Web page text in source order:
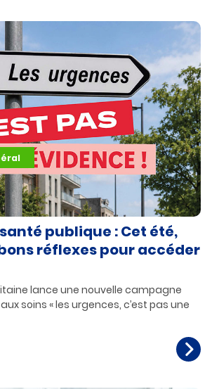
publique : Cet été,
réflexes pour accéder
lance une nouvelle campagne
soins « les urgences, c’est pas une